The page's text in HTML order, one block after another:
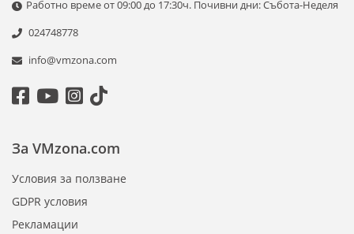
Работно време от 09:00 до 17:30ч. Почивни дни: Събота-Неделя
024748778
info@vmzona.com
За VMzona.com
Условия за ползване
GDPR условия
Рекламации